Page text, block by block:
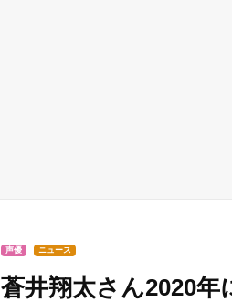
声優 ニュース
蒼井翔太さん2020年